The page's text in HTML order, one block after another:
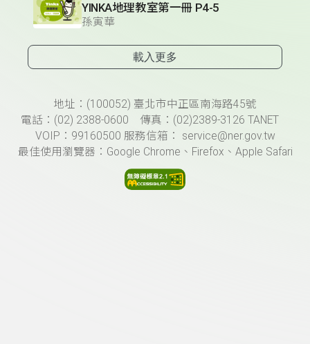
YINKA地理教室第一冊 P4-5
孫寅華
載入更多
頁尾資訊地址：(100052) 臺北市中正區南海路45號
電話：(02) 2388-0600 傳真：(02)2389-3126 TANET
VOIP：99160500 服務信箱： service@ner.gov.tw
最佳使用瀏覽器：Google Chrome、Firefox、Apple Safari